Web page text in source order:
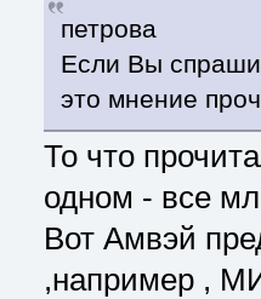
петрова
Если Вы
это мнение
То что
одном - все
Вот Амвэй
,например ,